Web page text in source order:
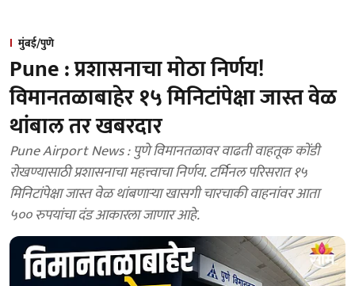
मुंबई/पुणे
Pune : प्रशासनाचा मोठा निर्णय!
विमानतळाबाहेर १५ मिनिटांपेक्षा जास्त वेळ
थांबाल तर खबरदार
Pune Airport News : पुणे विमानतळावर वाढती वाहतूक कोंडी
रोखण्यासाठी प्रशासनाचा महत्त्वाचा निर्णय. टर्मिनल परिसरात १५
मिनिटांपेक्षा जास्त वेळ थांबणाऱ्या खासगी चारचाकी वाहनांवर आता
५०० रुपयांचा दंड आकारला जाणार आहे.